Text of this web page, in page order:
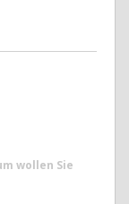
wollen Sie